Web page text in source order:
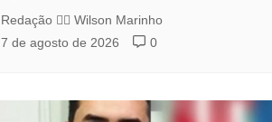
Redação 👨‍⚖️​ Wilson Marinho
7 de agosto de 2026
0